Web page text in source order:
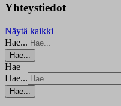
Yhteystiedot
Näytä kaikki
Hae...
Hae...
Hae
Hae...
Hae...